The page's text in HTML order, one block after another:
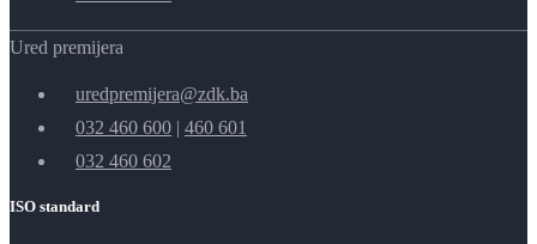
Ured premijera
uredpremijera@zdk.ba
032 460 600 | 460 601
032 460 602
ISO standard